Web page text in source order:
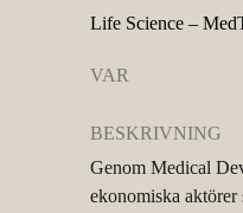
Life Science –
VAR
BESKRIVNING
Genom Medical
ekonomiska